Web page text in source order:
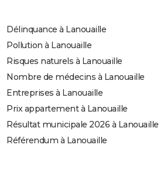
Délinquance à Lanouaille
Pollution à Lanouaille
Risques naturels à Lanouaille
Nombre de médecins à Lanouaille
Entreprises à Lanouaille
Prix appartement à Lanouaille
Résultat municipale 2026 à Lanouaille
Référendum à Lanouaille